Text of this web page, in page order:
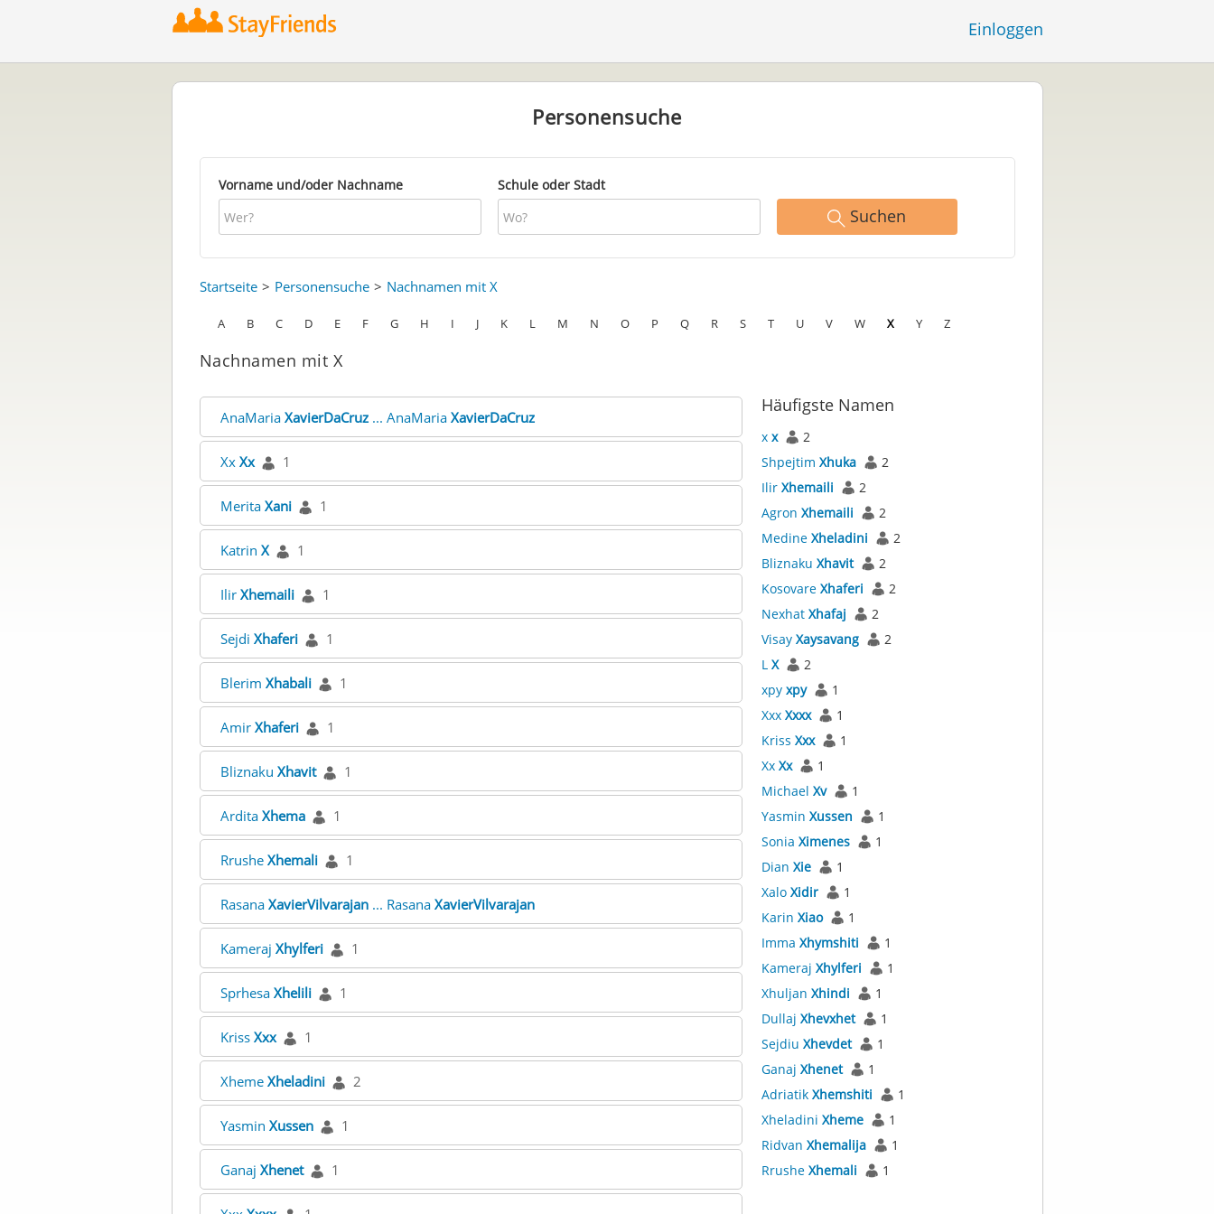
Einloggen
Personensuche
Vorname und/oder Nachname Schule oder Stadt
Suchen
Startseite Personensuche Nachnamen mit X
A B C D E F G H I J K L M N O P Q R S T U V W X Y Z
Nachnamen mit X
AnaMaria XavierDaCruz... AnaMaria XavierDaCruz
Xx Xx 1
Merita Xani 1
Katrin X 1
Ilir Xhemaili 1
Sejdi Xhaferi 1
Blerim Xhabali 1
Amir Xhaferi 1
Bliznaku Xhavit 1
Ardita Xhema 1
Rrushe Xhemali 1
Rasana XavierVilvarajan... Rasana XavierVilvarajan
Kameraj Xhylferi 1
Sprhesa Xhelili 1
Kriss Xxx 1
Xheme Xheladini 2
Yasmin Xussen 1
Ganaj Xhenet 1
Häufigste Namen
x x
2
Shpejtim Xhuka
2
Ilir Xhemaili
2
Agron Xhemaili
2
Medine Xheladini
2
Bliznaku Xhavit
2
Kosovare Xhaferi
2
Nexhat Xhafaj
2
Visay Xaysavang
2
L X
2
xpy xpy
1
Xxx Xxxx
1
Kriss Xxx
1
Xx Xx
1
Michael Xv
1
Yasmin Xussen
1
Sonia Ximenes
1
Dian Xie
1
Xalo Xidir
1
Karin Xiao
1
Imma Xhymshiti
1
Kameraj Xhylferi
1
Xhuljan Xhindi
1
Dullaj Xhevxhet
1
Sejdiu Xhevdet
1
Ganaj Xhenet
1
Adriatik Xhemshiti
1
Xheladini Xheme
1
Ridvan Xhemalija
1
Rrushe Xhemali 1